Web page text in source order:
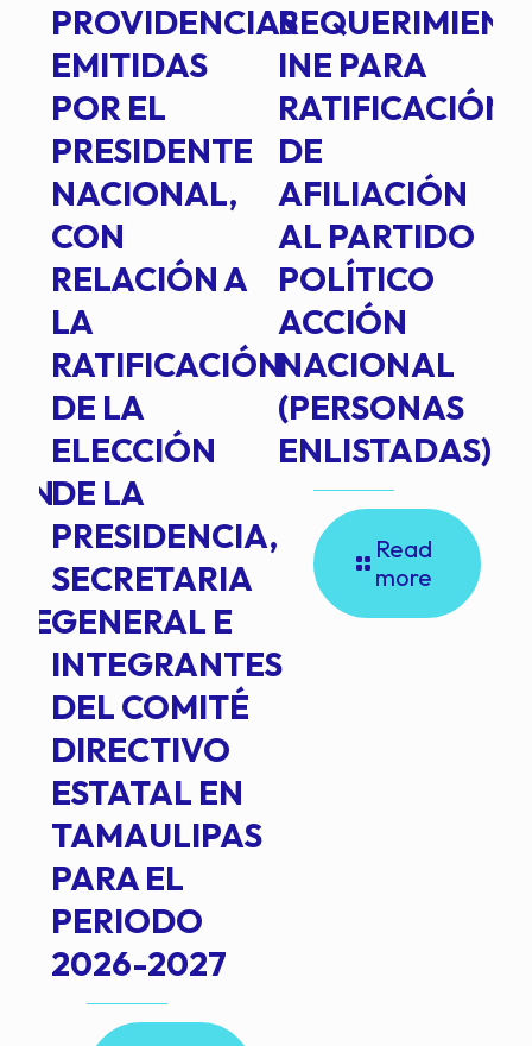
PROVIDENCIAS
EMITIDAS
POR EL
PRESIDENTE
NACIONAL,
CON
RELACIÓN A
LA
RATIFICACIÓN
DE LA
ELECCIÓN
DE LA
PRESIDENCIA,
SECRETARIA
GENERAL E
INTEGRANTES
DEL COMITÉ
DIRECTIVO
ESTATAL EN
TAMAULIPAS
PARA EL
PERIODO
2026-2027
INE PARA
RATIFICACIÓN
DE
AFILIACIÓN
AL PARTIDO
POLÍTICO
ACCIÓN
NACIONAL
(PERSONAS
ENLISTADAS)
Read
more